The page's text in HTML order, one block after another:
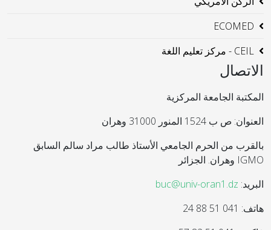
ECOMED
CEIL - مركز تعليم اللغة
الاتصال
المكتبة الجامعة المركزية
العنوان: ص ب 1524 المنور 31000 وهران
بالقرب من الحرم الجامعي الأستاذ طالب مراد سالم السابق
IGMO وهران. الجزائر
البريد: buc@univ-oran1.dz
هاتف: 041 51 88 24